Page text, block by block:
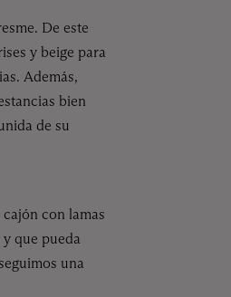
De este
y beige para
Además,
bien
de su
con lamas
que pueda
una